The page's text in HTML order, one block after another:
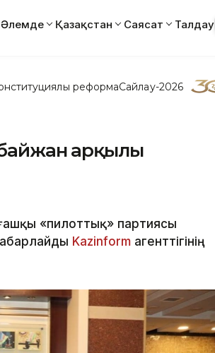
Әлемде Қазақстан Саясат Талдау
реформаСайлау-2026
арқылы
«пилоттық» партиясы
Kazinform агенттігінің